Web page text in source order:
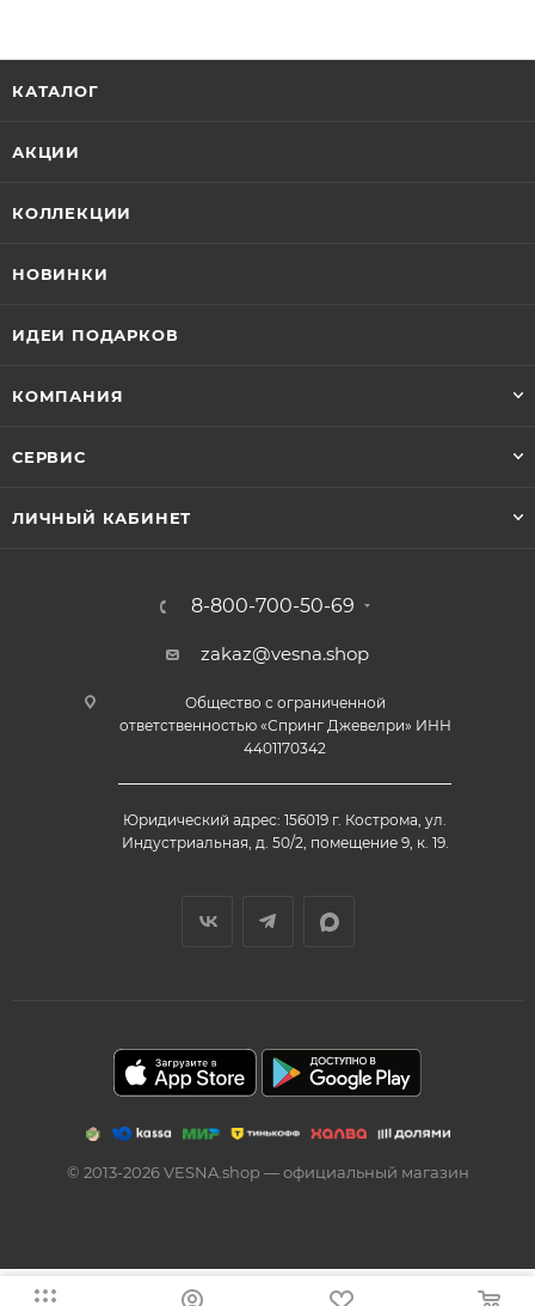
КАТАЛОГ
АКЦИИ
КОЛЛЕКЦИИ
НОВИНКИ
ИДЕИ ПОДАРКОВ
КОМПАНИЯ
СЕРВИС
ЛИЧНЫЙ КАБИНЕТ
8-800-700-50-69
zakaz@vesna.shop
Общество с ограниченной
ответственностью «Спринг Джевелри» ИНН
4401170342
Юридический адрес: 156019 г. Кострома, ул.
Индустриальная, д. 50/2, помещение 9, к. 19.
© 2013-2026 VESNA.shop — официальный магазин